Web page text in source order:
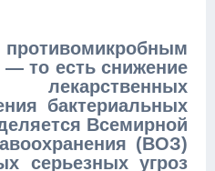
то есть снижение
лекарственных
бактериальных
Всемирной
(ВОЗ)
серьезных угроз